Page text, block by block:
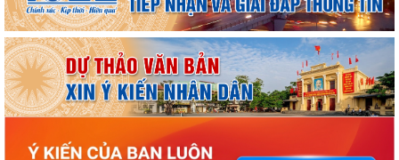
ỦY BAN NHÂN DÂN XÃ NGUYỄN BỈNH KHIÊM TUYÊN TRUYỀN, HƯỚNG
DẪN NGƯỜI DÂN CHUYỂN ĐỔI THIẾT BỊ, SIM...
KẾ HOẠCH Triển khai tuyển chọn thực tập sinh nữ đi thực tập kỹ thuật
tại Nhật Bản Đợt II năm 2026
Kỷ niệm 79 năm Ngày Thương binh - Liệt sĩ (27-7-1947 – 27-7-2026)